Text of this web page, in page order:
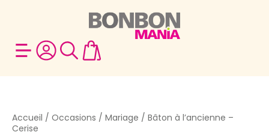
Accueil / Occasions / Mariage / Bâton à l’ancienne –
Cerise